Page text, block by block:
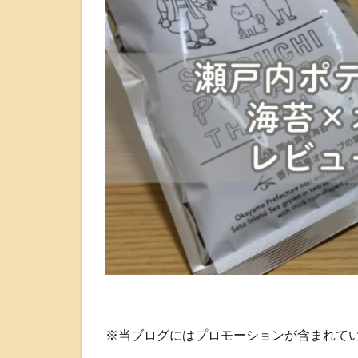
※当ブログにはプロモーションが含まれて